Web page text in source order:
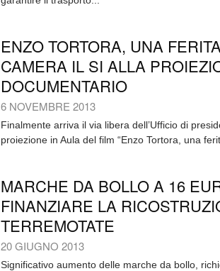
ENZO TORTORA, UNA
CAMERA IL SI ALLA
DOCUMENTARIO
6 NOVEMBRE 2013
Finalmente arriva il via libera dell’Ufficio di
proiezione in Aula del film “Enzo Tortora, una
MARCHE DA BOLLO A 16
FINANZIARE LA
TERREMOTATE
20 GIUGNO 2013
Significativo aumento delle marche da bollo,